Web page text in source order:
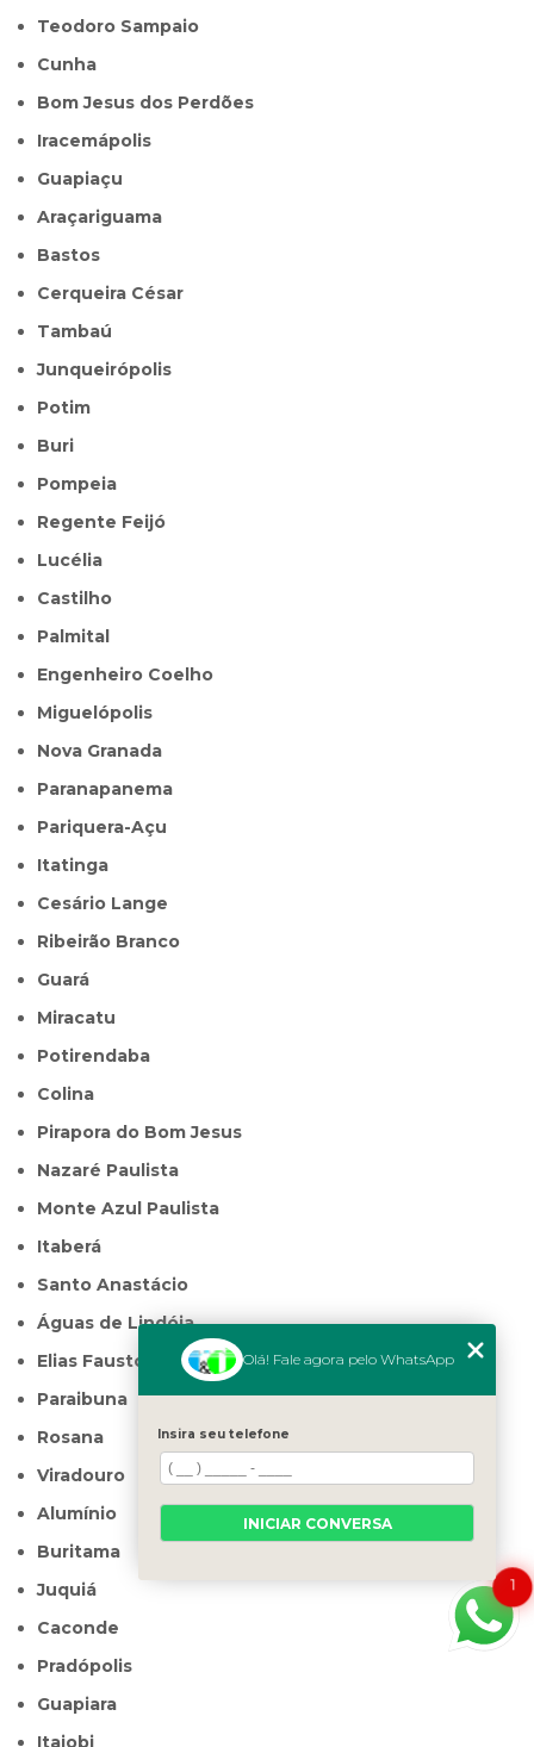
Teodoro Sampaio
Cunha
Bom Jesus dos Perdões
Iracemápolis
Guapiaçu
Araçariguama
Bastos
Cerqueira César
Tambaú
Junqueirópolis
Potim
Buri
Pompeia
Regente Feijó
Lucélia
Castilho
Palmital
Engenheiro Coelho
Miguelópolis
Nova Granada
Paranapanema
Pariquera-Açu
Itatinga
Cesário Lange
Ribeirão Branco
Guará
Miracatu
Potirendaba
Colina
Pirapora do Bom Jesus
Nazaré Paulista
Monte Azul Paulista
Itaberá
Santo Anastácio
Águas de Lindóia
Elias Fausto
Paraibuna
Rosana
Viradouro
Alumínio
Buritama
Juquiá
Caconde
Pradópolis
Guapiara
Itajobi
1
Olá! Fale agora pelo WhatsApp
Insira seu telefone
INICIAR CONVERSA